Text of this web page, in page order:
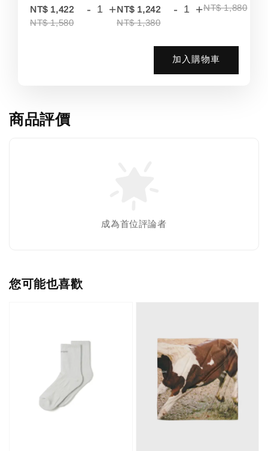
NT$ 1,422
NT$ 1,580
- +NT$ 1,242
NT$ 1,380
- +NT$ 1,880
加入購物車
商品評價
成為首位評論者
您可能也喜歡